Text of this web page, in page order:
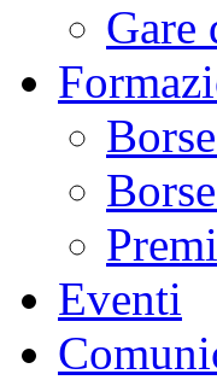
Gare
Eventi